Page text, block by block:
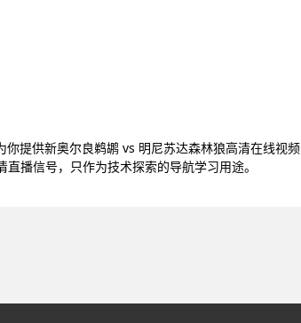
提供新奥尔良鹈鹕 vs 明尼苏达森林狼高清在线视频
播信号，只作为技术探索的导航学习用途。